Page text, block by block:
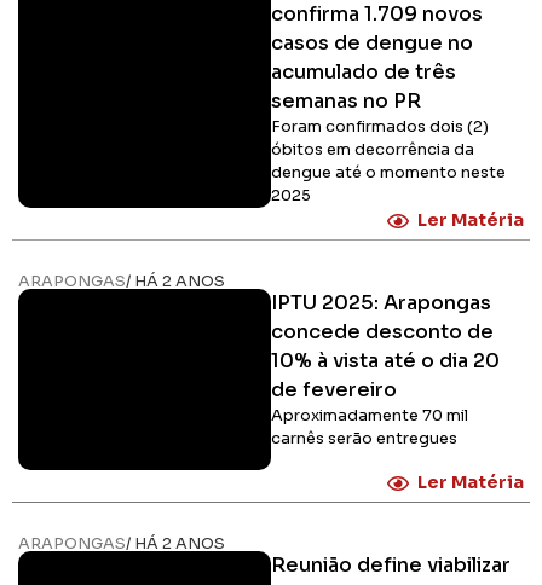
confirma 1.709 novos
casos de dengue no
acumulado de três
semanas no PR
Foram confirmados dois (2)
óbitos em decorrência da
dengue até o momento neste
2025
Ler Matéria
ARAPONGAS/ HÁ 2 ANOS
IPTU 2025: Arapongas
concede desconto de
10% à vista até o dia 20
de fevereiro
Aproximadamente 70 mil
carnês serão entregues
Ler Matéria
ARAPONGAS/ HÁ 2 ANOS
Reunião define viabilizar